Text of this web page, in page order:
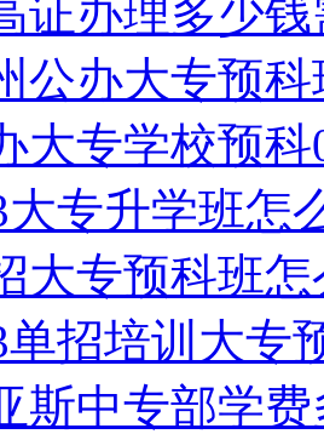
证办理多少
公办大专预
大专学校预
大专升学班怎
大专预科班
单招培训大专
斯中专部学